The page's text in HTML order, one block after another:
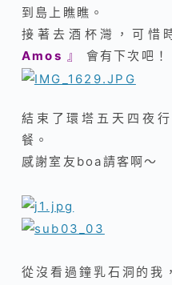
到島上瞧瞧。
接著去酒杯灣，可惜
Amos 』 會有下次吧！
結束了環塔五天四夜
餐。
感謝室友boa請客啊～
從沒看過鐘乳石洞的我